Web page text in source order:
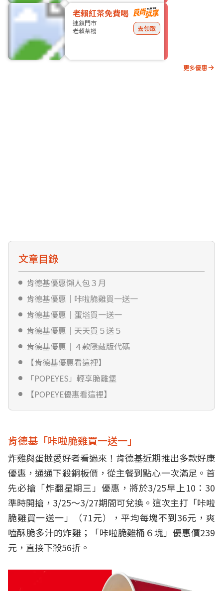
老賴紅茶免費喝
連鎖門市
老賴茶棧
去領取
更多優惠
文章目錄
肯德基優惠懶人包３月
肯德基優惠｜咔啦脆雞買一送一
肯德基優惠｜蛋塔買一送一
肯德基優惠｜天天買５送５
肯德基優惠｜４款隱藏版代碼
【肯德基優惠看這裡】
「POPEYES」輕享脆雞堡
【POPEYE優惠看這裡】
肯德基「咔啦脆雞買一送一」
炸雞與蛋撻愛好者看過來！肯德基近期推出多款好康
優惠，通通下殺銅板價，從主餐到點心一次滿足。首
先必搶「炸翻星期三」優惠，將於3/25早上10：30
準時開搶，3/25～3/27期間可兌換。這次主打「咔啦
脆雞買一送一」（71元），平均每塊不到36元，爽
嗑酥脆多汁的炸雞；「咔啦脆雞桶６塊」優惠價239
元，直接下殺56折。